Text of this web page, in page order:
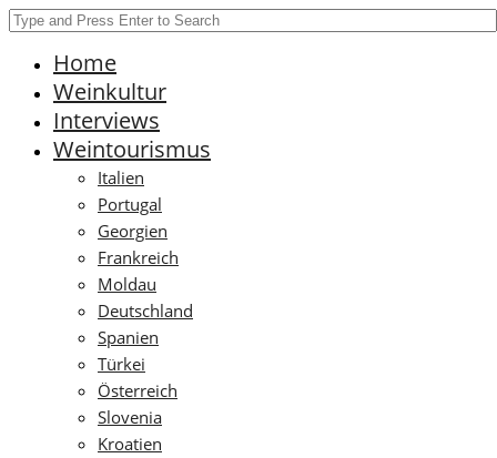
Home
Weinkultur
Interviews
Weintourismus
Italien
Portugal
Georgien
Frankreich
Moldau
Deutschland
Spanien
Türkei
Österreich
Slovenia
Kroatien